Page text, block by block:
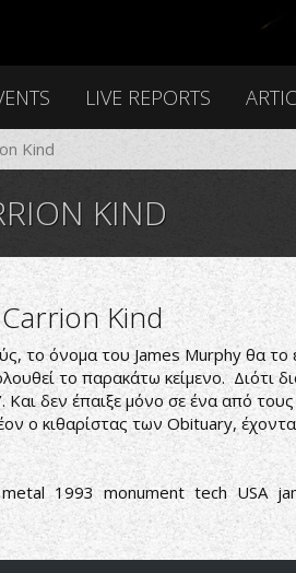
LIVE REPORTS
Kind
KIND
Kind
το όνομα του James Murphy θα το
το παρακάτω κείμενο. Διότι
Και δεν έπαιξε μόνο σε ένα από
ο κιθαρίστας των Obituary, έχοντας
1993 monument tech USA